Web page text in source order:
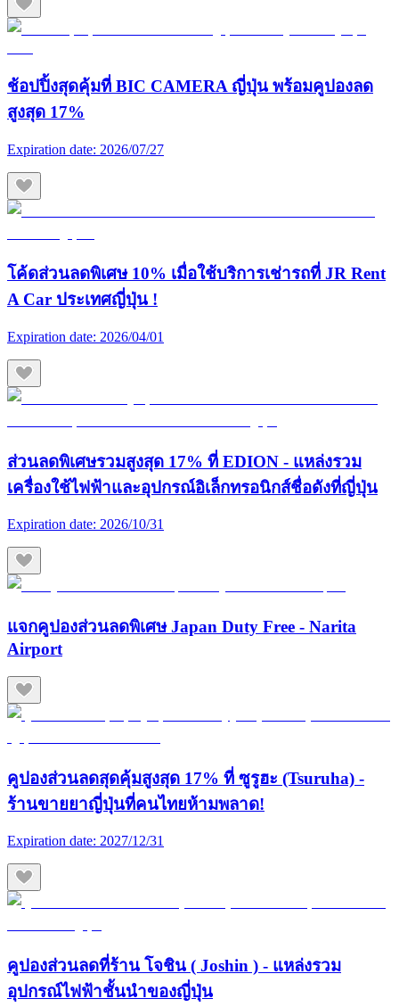
ช้อปปิ้งสุดคุ้มที่ BIC CAMERA ญี่ปุ่น พร้อมคูปองลด
สูงสุด 17%
Expiration date: 2026/07/27
โค้ดส่วนลดพิเศษ 10% เมื่อใช้บริการเช่ารถที่ JR Rent
A Car ประเทศญี่ปุ่น !
Expiration date: 2026/04/01
ส่วนลดพิเศษรวมสูงสุด 17% ที่ EDION - แหล่งรวม
เครื่องใช้ไฟฟ้าและอุปกรณ์อิเล็กทรอนิกส์ชื่อดังที่ญี่ปุ่น
Expiration date: 2026/10/31
แจกคูปองส่วนลดพิเศษ Japan Duty Free - Narita
Airport
คูปองส่วนลดสุดคุ้มสูงสุด 17% ที่ ซูรูฮะ (Tsuruha) -
ร้านขายยาญี่ปุ่นที่คนไทยห้ามพลาด!
Expiration date: 2027/12/31
คูปองส่วนลดที่ร้าน โจชิน ( Joshin ) - แหล่งรวม
อุปกรณ์ไฟฟ้าชั้นนำของญี่ปุ่น